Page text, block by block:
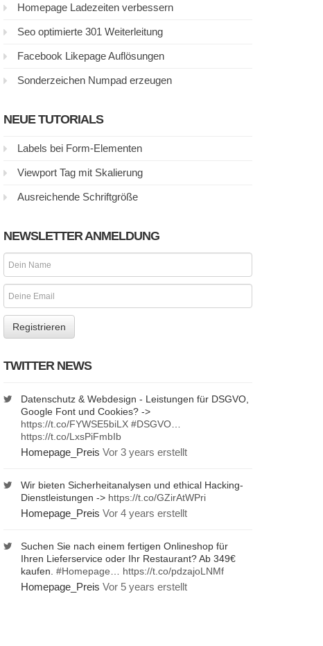
Homepage Ladezeiten verbessern
Seo optimierte 301 Weiterleitung
Facebook Likepage Auflösungen
Sonderzeichen Numpad erzeugen
NEUE TUTORIALS
Labels bei Form-Elementen
Viewport Tag mit Skalierung
Ausreichende Schriftgröße
NEWSLETTER ANMELDUNG
TWITTER NEWS
Datenschutz & Webdesign - Leistungen für DSGVO,
Google Font und Cookies? ->
https://t.co/FYWSE5biLX #DSGVO…
https://t.co/LxsPiFmbIb
Homepage_Preis Vor 3 years erstellt
Wir bieten Sicherheitanalysen und ethical Hacking-
Dienstleistungen -> https://t.co/GZirAtWPri
Homepage_Preis Vor 4 years erstellt
Suchen Sie nach einem fertigen Onlineshop für
Ihren Lieferservice oder Ihr Restaurant? Ab 349€
kaufen. #Homepage https://t.co/pdzajoLNMf
Homepage_Preis Vor 5 years erstellt